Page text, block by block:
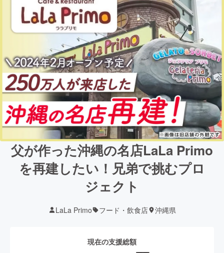
父が作った沖縄の名店LaLa Primo
を再建したい！兄弟で挑むプロ
ジェクト
LaLa Primo フード・飲食店 沖縄県
現在の支援総額